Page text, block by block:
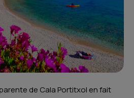
de Cala Portitxol en fait